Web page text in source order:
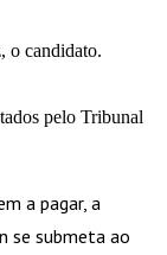
o candidato.
pelo Tribunal
a pagar, a
se submeta ao